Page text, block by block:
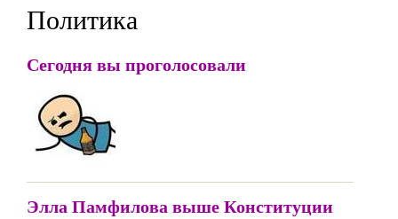
Политика
Сегодня вы проголосовали
Элла Памфилова выше Конституции